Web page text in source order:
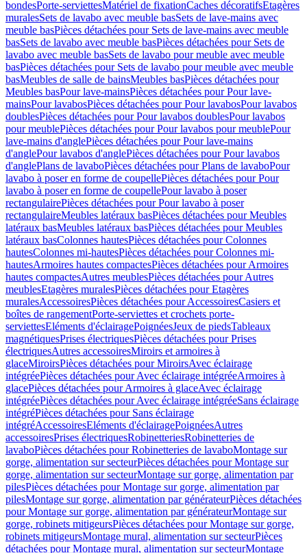
bondesPorte-serviettesMatériel de fixationCaches décoratifsEtagères
muralesSets de lavabo avec meuble basSets de lave-mains avec
meuble basPièces détachées pour Sets de lave-mains avec meuble
basSets de lavabo avec meuble basPièces détachées pour Sets de
lavabo avec meuble basSets de lavabo pour meuble avec meuble
basPièces détachées pour Sets de lavabo pour meuble avec meuble
basMeubles de salle de bainsMeubles basPièces détachées pour
Meubles basPour lave-mainsPièces détachées pour Pour lave-
mainsPour lavabosPièces détachées pour Pour lavabosPour lavabos
doublesPièces détachées pour Pour lavabos doublesPour lavabos
pour meublePièces détachées pour Pour lavabos pour meublePour
lave-mains d'anglePièces détachées pour Pour lave-mains
d'anglePour lavabos d'anglePièces détachées pour Pour lavabos
d'anglePlans de lavaboPièces détachées pour Plans de lavaboPour
lavabo à poser en forme de coupellePièces détachées pour Pour
lavabo à poser en forme de coupellePour lavabo à poser
rectangulairePièces détachées pour Pour lavabo à poser
rectangulaireMeubles latéraux basPièces détachées pour Meubles
latéraux basMeubles latéraux basPièces détachées pour Meubles
latéraux basColonnes hautesPièces détachées pour Colonnes
hautesColonnes mi-hautesPièces détachées pour Colonnes mi-
hautesArmoires hautes compactesPièces détachées pour Armoires
hautes compactesAutres meublesPièces détachées pour Autres
meublesEtagères muralesPièces détachées pour Etagères
muralesAccessoiresPièces détachées pour AccessoiresCasiers et
boîtes de rangementPorte-serviettes et crochets porte-
serviettesEléments d'éclairagePoignéesJeux de piedsTableaux
magnétiquesPrises électriquesPièces détachées pour Prises
électriquesAutres accessoiresMiroirs et armoires à
glaceMiroirsPièces détachées pour MiroirsAvec éclairage
intégréePièces détachées pour Avec éclairage intégréeArmoires à
glacePièces détachées pour Armoires à glaceAvec éclairage
intégréePièces détachées pour Avec éclairage intégréeSans éclairage
intégréPièces détachées pour Sans éclairage
intégréAccessoiresEléments d'éclairagePoignéesAutres
accessoiresPrises électriquesRobinetteriesRobinetteries de
lavaboPièces détachées pour Robinetteries de lavaboMontage sur
gorge, alimentation sur secteurPièces détachées pour Montage sur
gorge, alimentation sur secteurMontage sur gorge, alimentation par
pilesPièces détachées pour Montage sur gorge, alimentation par
pilesMontage sur gorge, alimentation par générateurPièces détachées
pour Montage sur gorge, alimentation par générateurMontage sur
gorge, robinets mitigeursPièces détachées pour Montage sur gorge,
robinets mitigeursMontage mural, alimentation sur secteurPièces
détachées pour Montage mural, alimentation sur secteurMontage